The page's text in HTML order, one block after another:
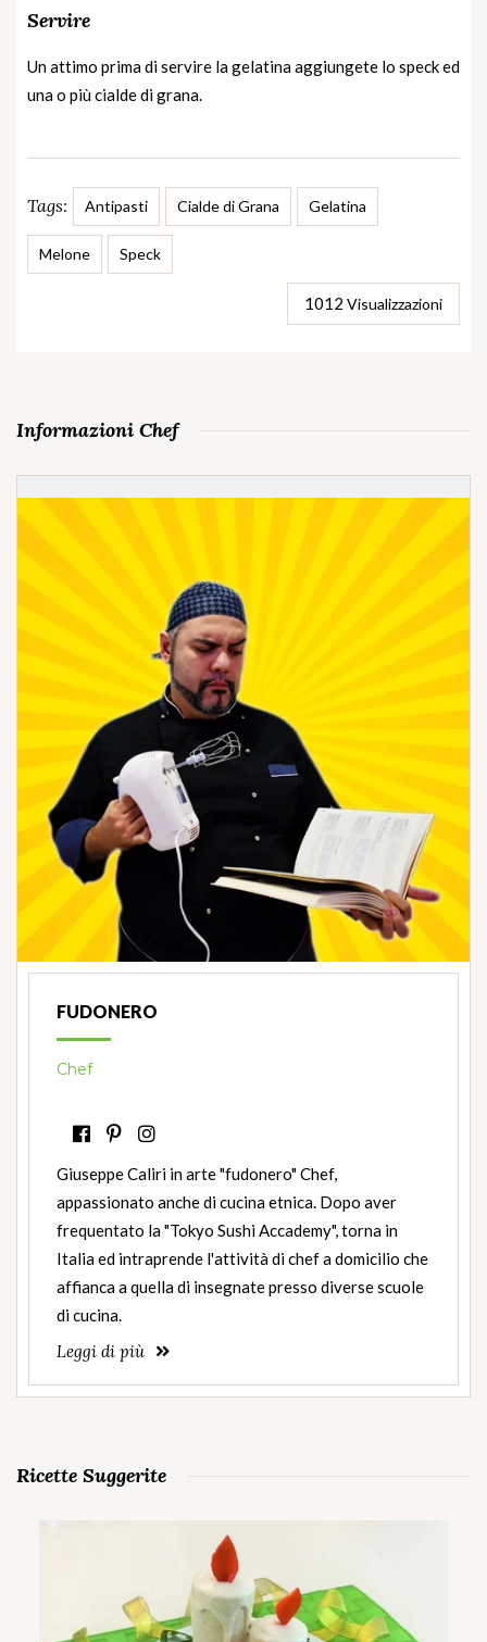
Servire
Un attimo prima di servire la gelatina aggiungete lo speck ed
una o più cialde di grana.
Tags: Antipasti Cialde di Grana Gelatina
Melone Speck
1012 Visualizzazioni
Informazioni Chef
FUDONERO
Chef
Giuseppe Caliri in arte "fudonero" Chef,
appassionato anche di cucina etnica. Dopo aver
frequentato la "Tokyo Sushi Accademy", torna in
Italia ed intraprende l'attività di chef a domicilio che
affianca a quella di insegnate presso diverse scuole
di cucina.
Leggi di più
Ricette Suggerite